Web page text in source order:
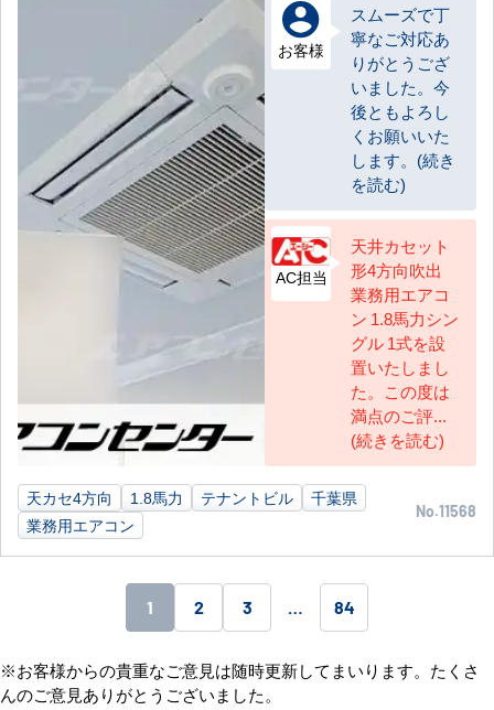
お客様
スムーズで丁
寧なご対応あ
りがとうござ
いました。今
後ともよろし
くお願いいた
します。(続き
を読む)
AC担当
天井カセット
形4方向吹出
業務用エアコ
ン 1.8馬力シン
グル 1式を設
置いたしまし
た。この度は
満点のご評...
(続きを読む)
天カセ4方向 1.8馬力 テナントビル
千葉県
業務用エアコン
No.11568
1 2 3 84
※お客様からの貴重なご意見は随時更新してまいります。たくさ
んのご意見ありがとうございました。